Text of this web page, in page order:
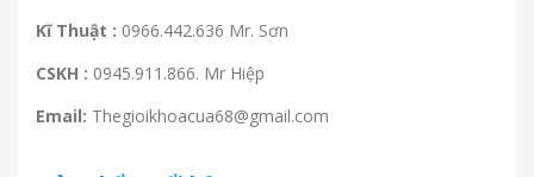
Kĩ Thuật : 0966.442.636 Mr. Sơn
CSKH : 0945.911.866. Mr Hiệp
Email: Thegioikhoacua68@gmail.com